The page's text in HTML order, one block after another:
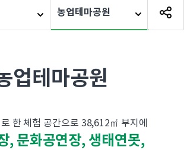
농업테마공원
업테마공원
한 체험 공간으로 38,612㎡ 부지에
, 문화공연장, 생태연못,